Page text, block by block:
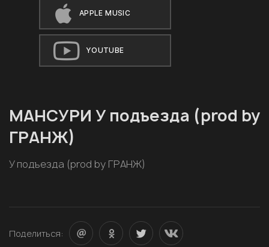
APPLE MUSIC
YOUTUBE
МАНСУРИ У подъезда (prod by
ГРАНЖ)
У подъезда (prod by ГРАНЖ)
Поделиться: